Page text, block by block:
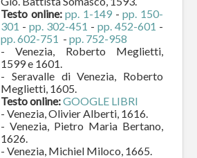
Testo online:pp. 1-149 -pp. 150-
301 - pp. 302-451 - pp. 452-601 -
pp. 602-751 - pp. 752-958
- Venezia, Roberto Meglietti,
1599 e 1601.
- Seravalle di Venezia, Roberto
Meglietti, 1605.
Testo online:GOOGLE LIBRI
- Venezia, Olivier Alberti, 1616.
- Venezia, Pietro Maria Bertano,
1626.
- Venezia, Michiel Miloco, 1665.